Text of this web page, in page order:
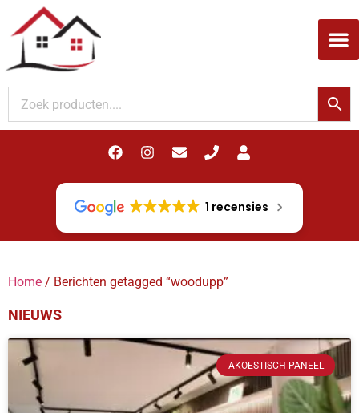
1 recensies
Home / Berichten getagged “woodupp”
NIEUWS
AKOESTISCH PANEEL